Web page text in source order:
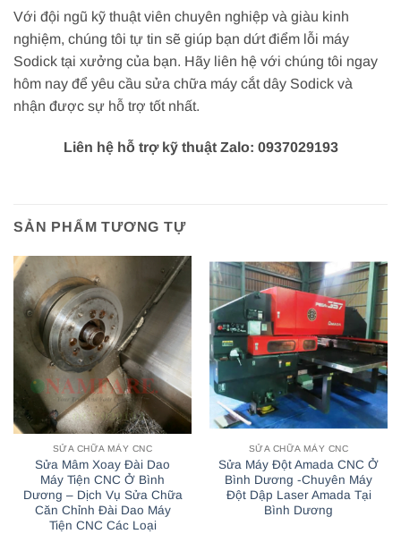
Với đội ngũ kỹ thuật viên chuyên nghiệp và giàu kinh
nghiệm, chúng tôi tự tin sẽ giúp bạn dứt điểm lỗi máy
Sodick tại xưởng của bạn. Hãy liên hệ với chúng tôi ngay
hôm nay để yêu cầu sửa chữa máy cắt dây Sodick và
nhận được sự hỗ trợ tốt nhất.
Liên hệ hỗ trợ kỹ thuật Zalo: 0937029193
SẢN PHẨM TƯƠNG TỰ
SỬA CHỮA MÁY CNC
Sửa Mâm Xoay Đài Dao
Máy Tiện CNC Ở Bình
Dương – Dịch Vụ Sửa Chữa
Căn Chỉnh Đài Dao Máy
Tiện CNC Các Loại
SỬA CHỮA MÁY CNC
Sửa Máy Đột Amada CNC Ở
Bình Dương -Chuyên Máy
Đột Dập Laser Amada Tại
Bình Dương